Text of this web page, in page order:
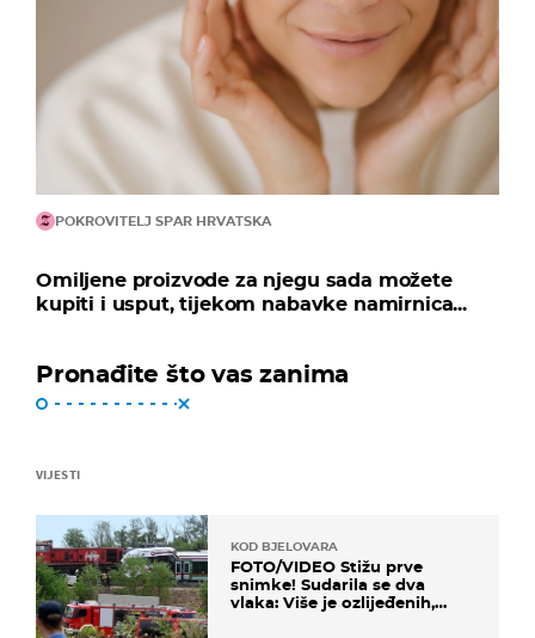
POKROVITELJ SPAR HRVATSKA
Omiljene proizvode za njegu sada možete
kupiti i usput, tijekom nabavke namirnica...
Pronađite što vas zanima
VIJESTI
KOD BJELOVARA
FOTO/VIDEO Stižu prve
snimke! Sudarila se dva
vlaka: Više je ozlijeđenih,